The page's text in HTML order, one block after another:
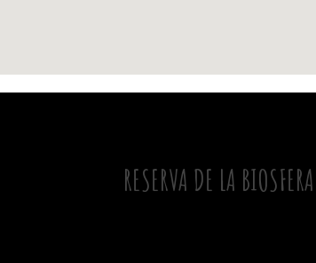
RESERVA DE LA